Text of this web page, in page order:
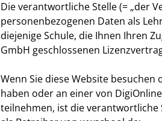
Die verantwortliche Stelle (= „der
personenbezogenen Daten als
diejenige Schule, die Ihnen Ihren
GmbH geschlossenen
Wenn Sie diese Website
haben oder an einer von
teilnehmen, ist die verantwortliche